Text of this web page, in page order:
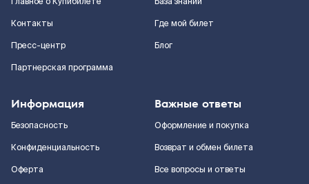
Контакты
Пресс-центр
Партнерская программа
Где мой билет
Блог
Информация
Безопасность
Конфиденциальность
Оферта
Важные ответы
Оформление и покупка
Возврат и обмен билета
Все вопросы и ответы